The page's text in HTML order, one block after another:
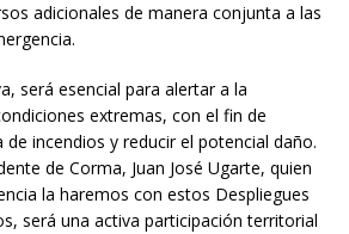
adicionales de manera conjunta a las
será esencial para alertar a la
extremas, con el fin de
de incendios y reducir el potencial daño.
de Corma, Juan José Ugarte, quien
la haremos con estos Despliegues
será una activa participación territorial